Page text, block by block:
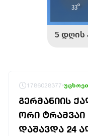
1786028377
ᲒᲔᲠᲛᲐᲜᲘᲘᲡ
ᲝᲠᲘ ᲢᲠᲐᲛᲕᲐᲘ
ᲓᲐᲨᲐᲕᲓᲐ 24